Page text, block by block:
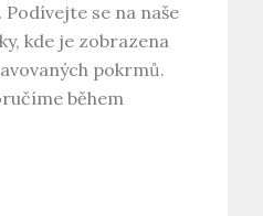
se na naše
kde je zobrazena
pokrmů.
během